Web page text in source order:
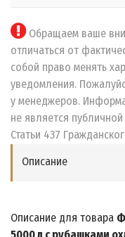
Обращаем ваше
отличаться от
собой право менять
уведомления.
у менеджеров.
не является
Статьи 437
Описание
Описание для товара